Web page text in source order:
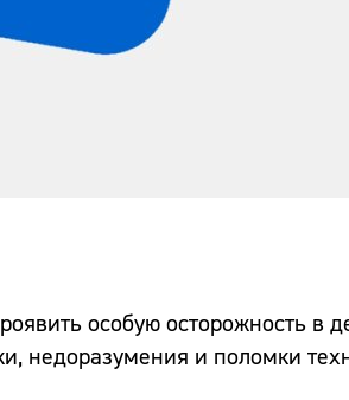
особую осторожность в
недоразумения и поломки